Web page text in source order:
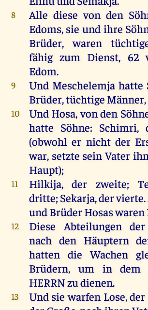
8 Alle diese von den
Edoms, sie und ihre
Brüder,waren
fähigzum Dienst, 62
Edom.
9 UndMeschelemja hatte
Brüder,tüchtige Männer
10 Und Hosa,vonden
hatte Söhne: Schimri,
(obwohler nicht der
war, setzte sein Vater
Haupt);
11 Hilkija,der zweite;
dritte; Sekarja,dervierte.
undBrüderHosaswaren
12 Diese Abteilungender
nach den Häuptern
hatten die Wachen
Brüdern, um in dem
HERRNzudienen.
13 Und sie warfen Lose,der